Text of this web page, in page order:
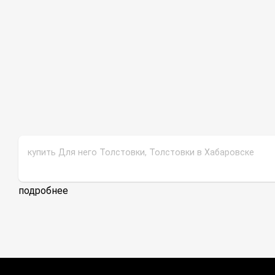
купить Для него Толстовки, Толстовки в Хабаровске
подробнее